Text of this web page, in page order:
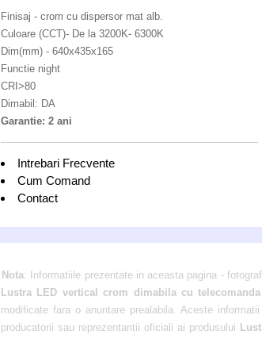
Finisaj - crom cu dispersor mat alb.
Culoare (CCT)- De la 3200K- 6300K
Dim(mm) - 640x435x165
Functie night
CRI>80
Dimabil: DA
Garantie: 2 ani
Intrebari Frecvente
Cum Comand
Contact
Nota: Informatiile prezentate in aceasta pagina -
Lustra LED vertical crom dimabila cu
modificate fara o anuntare prealabila. Aceste
producatorii sau reprezentantii oficiali ai produsului